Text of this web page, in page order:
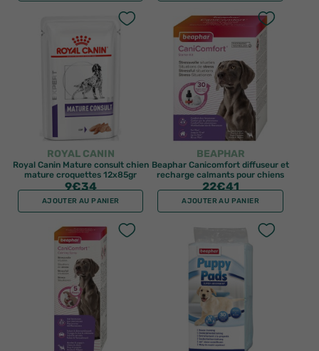
ROYAL CANIN
Royal Canin Mature consult chien
mature croquettes 12x85gr
9€34
AJOUTER AU PANIER
BEAPHAR
Beaphar Canicomfort diffuseur et
recharge calmants pour chiens
22€41
AJOUTER AU PANIER